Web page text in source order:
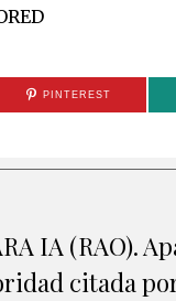
PINTEREST
IA (RAO).
citada